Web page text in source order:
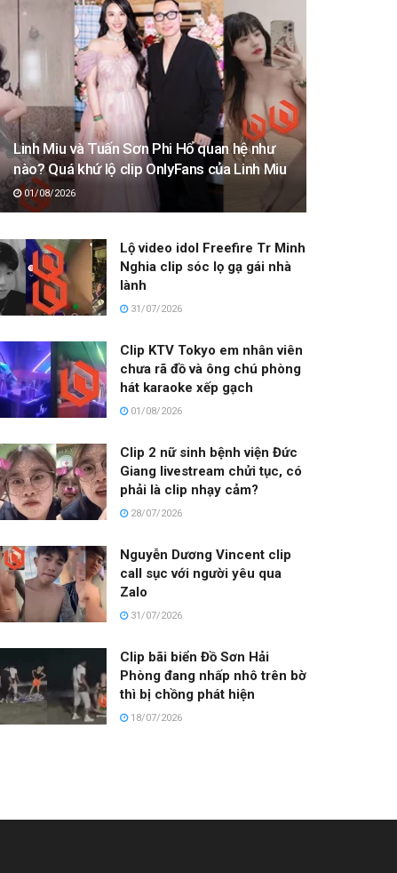
Linh Miu và Tuấn Sơn Phi Hổ quan hệ như
nào? Quá khứ lộ clip OnlyFans của Linh Miu
01/08/2026
Lộ video idol Freefire Tr Minh
Nghia clip sóc lọ gạ gái nhà
lành
31/07/2026
Clip KTV Tokyo em nhân viên
chưa rã đồ và ông chú phòng
hát karaoke xếp gạch
01/08/2026
Clip 2 nữ sinh bệnh viện Đức
Giang livestream chửi tục, có
phải là clip nhạy cảm?
28/07/2026
Nguyễn Dương Vincent clip
call sục với người yêu qua
Zalo
31/07/2026
Clip bãi biển Đồ Sơn Hải
Phòng đang nhấp nhô trên bờ
thì bị chồng phát hiện
18/07/2026